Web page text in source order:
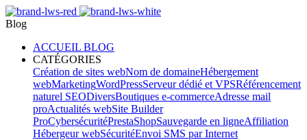
Blog
ACCUEIL BLOG
CATÉGORIES
Création de sites webNom de domaineHébergement
webMarketingWordPressServeur dédié et VPSRéférencement
naturel SEODiversBoutiques e-commerceAdresse mail
proActualités webSite Builder
ProCybersécuritéPrestaShopSauvegarde en ligneAffiliation
Hébergeur webSécuritéEnvoi SMS par Internet